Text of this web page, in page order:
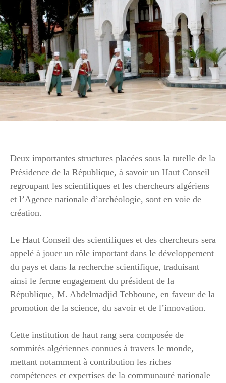
Deux importantes structures placées sous la tutelle de la
Présidence de la République, à savoir un Haut Conseil
regroupant les scientifiques et les chercheurs algériens
et l’Agence nationale d’archéologie, sont en voie de
création.
Le Haut Conseil des scientifiques et des chercheurs sera
appelé à jouer un rôle important dans le développement
du pays et dans la recherche scientifique, traduisant
ainsi le ferme engagement du président de la
République, M. Abdelmadjid Tebboune, en faveur de la
promotion de la science, du savoir et de l’innovation.
Cette institution de haut rang sera composée de
sommités algériennes connues à travers le monde,
mettant notamment à contribution les riches
compétences et expertises de la communauté nationale